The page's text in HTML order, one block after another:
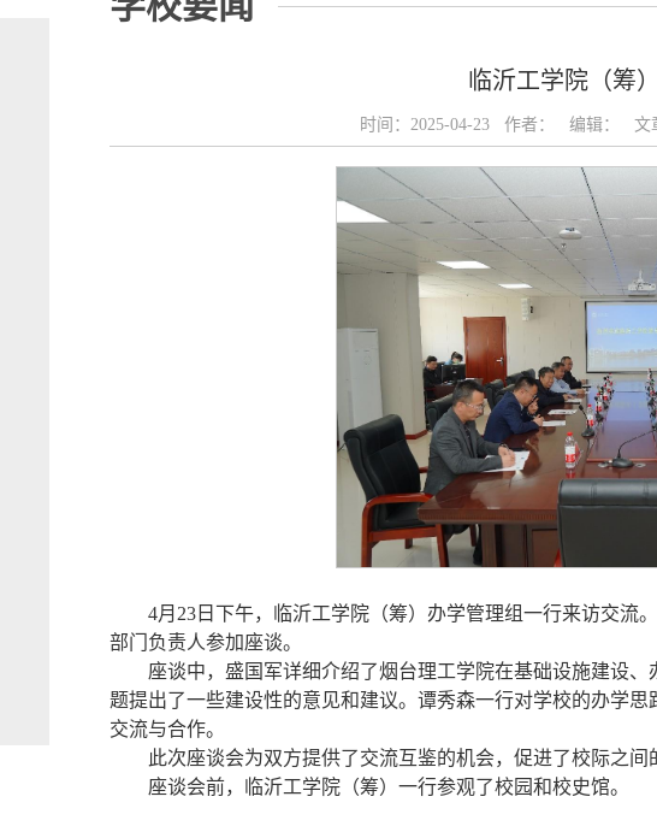
临沂工学院（筹
时间：2025-04-23 作者： 编辑： 文
4月23日下午，临沂工学院（筹）办学管理组一行来访交流
部门负责人参加座谈。
座谈中，盛国军详细介绍了烟台理工学院在基础设施建设
题提出了一些建设性的意见和建议。谭秀森一行对学校的办学
交流与合作。
此次座谈会为双方提供了交流互鉴的机会，促进了校际之间
座谈会前，临沂工学院（筹）一行参观了校园和校史馆。